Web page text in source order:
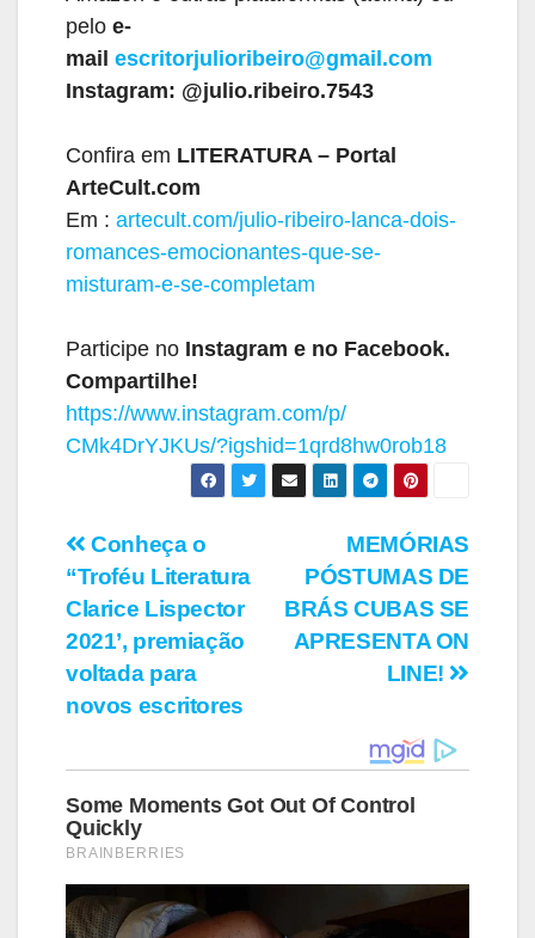
pelo e-
mail escritorjulioribeiro@gmail.com
Instagram: @julio.ribeiro.7543
Confira em LITERATURA – Portal
ArteCult.com
Em : artecult.com/julio-ribeiro-lanca-dois-
romances-emocionantes-que-se-
misturam-e-se-completam
Participe no Instagram e no Facebook.
Compartilhe!
https://www.instagram.com/p/
CMk4DrYJKUs/?igshid=1qrd8hw0rob18
Navegação
de
Post
MEMÓRIAS
PÓSTUMAS DE
BRÁS CUBAS SE
APRESENTA ON
LINE!
Conheça o
“Troféu Literatura
Clarice Lispector
2021’, premiação
voltada para
novos escritores